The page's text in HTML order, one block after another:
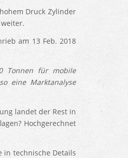
Druck Zylinder
am 13 Feb. 2018
Tonnen für mobile
eine Marktanalyse
landet der Rest in
Hochgerechnet
in technische Details